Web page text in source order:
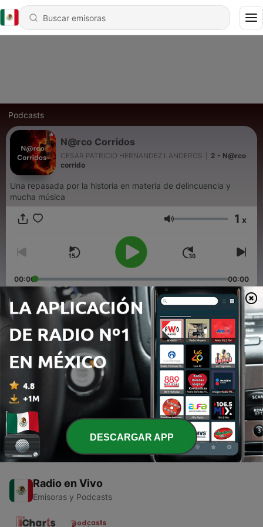
Podcasts
N@rco Corridos
CESAR PATRICIO HERNANDEZ LANDEROS
2 - N@rco
corrido
Una repasada por la historia en materia de delincuencia y
mucha música
Volumen 1 x
00:00 00:00
Episodios
N@rco corrido
01 mayo 2021
1 - N@rco Corridos (Trailer)
23 abr. 2021
Radio en Vivo
Emisoras y Podcasts
DESCARGAR APP